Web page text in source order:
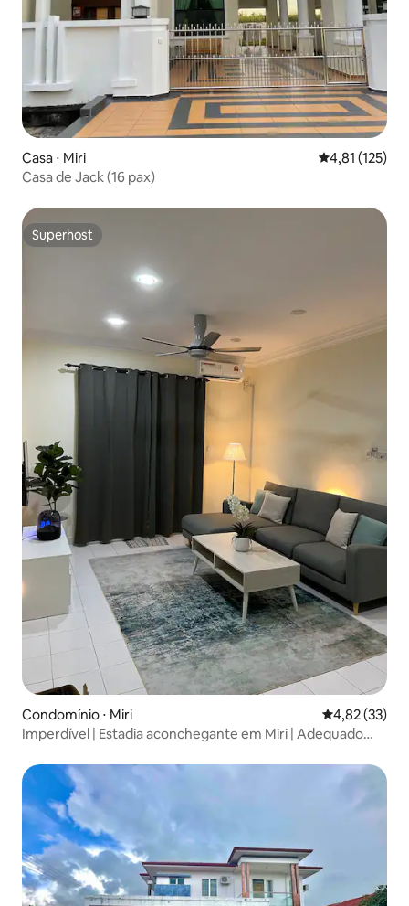
Casa ⋅ Miri 4,81 de uma
4,81 (125)
Casa de Jack (16 pax)
Superhost
Superhost
Condomínio ⋅ Miri 4,82 de uma
4,82 (33)
Imperdível | Estadia aconchegante em Miri | Adequado